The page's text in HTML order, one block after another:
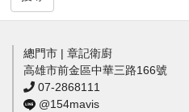
總門市 | 章記衛廚
高雄市前金區中華三路166號
07-2868111
@154mavis